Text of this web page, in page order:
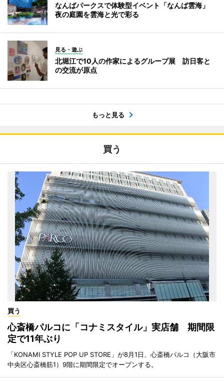
なんばパークスで体験型イベント「なんば雲海」
夜の庭園を雲海と光で彩る
見る・遊ぶ
北堀江で10人の作家によるグループ展 訪日客と
の交流が原点
もっと見る
買う
買う
心斎橋パルコに「コナミスタイル」実店舗 期間限
定で11年ぶり
「KONAMI STYLE POP UP STORE」が8月1日、心斎橋パルコ（大阪市
中央区心斎橋筋1）9階に期間限定でオープンする。